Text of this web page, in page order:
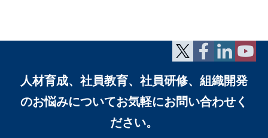
人材育成、社員教育、社員研修、組織開発
のお悩みについてお気軽にお問い合わせく
ださい。